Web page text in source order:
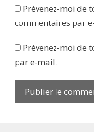
Prévenez-moi de
commentaires par
Prévenez-moi de
par e-mail.